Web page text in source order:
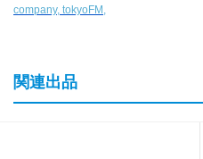
company, tokyoFM,
関連出品